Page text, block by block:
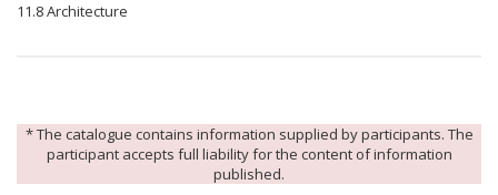
11.8 Architecture
* The catalogue contains information supplied by participants. The
participant accepts full liability for the content of information
published.